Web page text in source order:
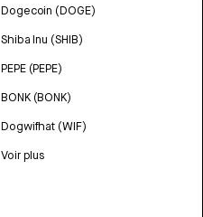
Dogecoin (DOGE)
Shiba Inu (SHIB)
PEPE (PEPE)
BONK (BONK)
Dogwifhat (WIF)
Voir plus